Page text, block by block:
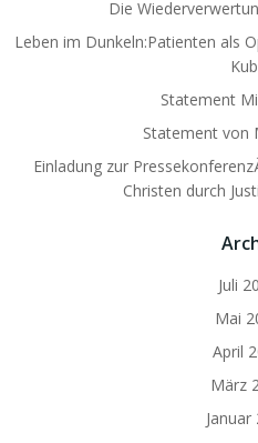
Die
Leben im Dunkeln:Patienten als
Statement
Statement von
Einladung zur
Christen durch
Juli
Mai
April
März
Januar